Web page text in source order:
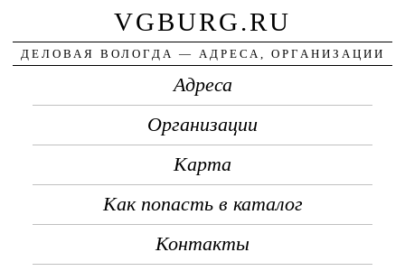
VGBURG.RU
ДЕЛОВАЯ ВОЛОГДА — АДРЕСА, ОРГАНИЗАЦИИ
Адреса
Организации
Карта
Как попасть в каталог
Контакты